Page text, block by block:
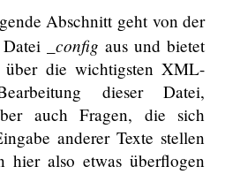
Abschnitt geht von der
_config aus und bietet
über die wichtigsten XML-
dieser Datei,
auch Fragen, die sich
anderer Texte stellen
hier also etwas überflogen